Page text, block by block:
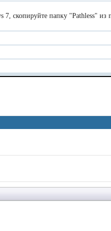
7, скопируйте папку "Pathless"